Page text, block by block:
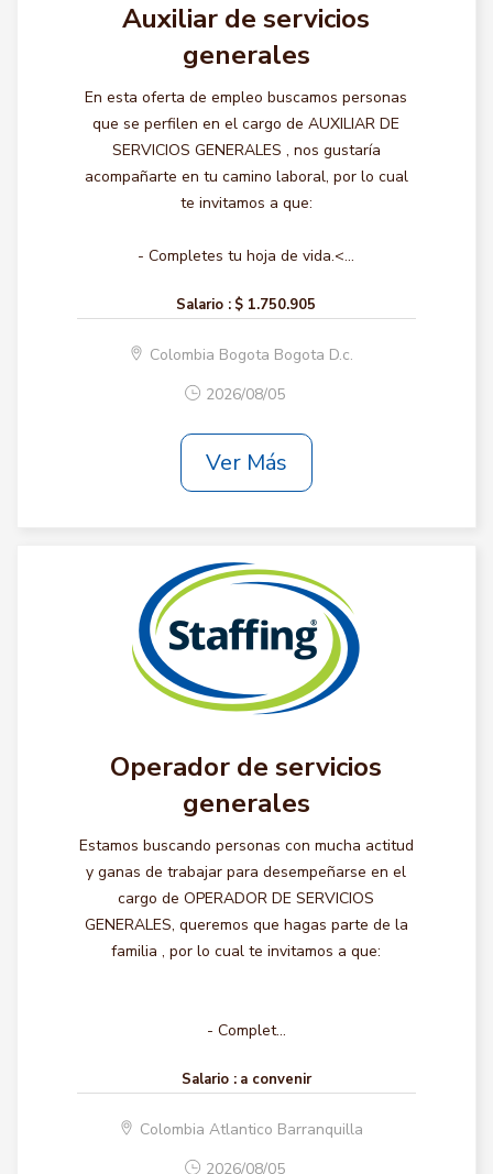
Auxiliar de servicios
generales
En esta oferta de empleo buscamos personas
que se perfilen en el cargo de AUXILIAR DE
SERVICIOS GENERALES , nos gustaría
acompañarte en tu camino laboral, por lo cual
te invitamos a que:
- Completes tu hoja de vida.<...
Salario : $ 1.750.905
Colombia Bogota Bogota D.c.
2026/08/05
Ver Más
Operador de servicios
generales
Estamos buscando personas con mucha actitud
y ganas de trabajar para desempeñarse en el
cargo de OPERADOR DE SERVICIOS
GENERALES, queremos que hagas parte de la
familia , por lo cual te invitamos a que:
- Complet...
Salario : a convenir
Colombia Atlantico Barranquilla
2026/08/05